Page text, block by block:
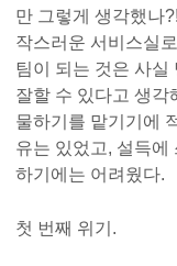
만 그렇게 생각했나
작스러운 서비스실
팀이 되는 것은 사실
잘할 수 있다고 생각
물하기를 맡기기에
유는 있었고, 설득에
하기에는 어려웠다.
첫 번째 위기.